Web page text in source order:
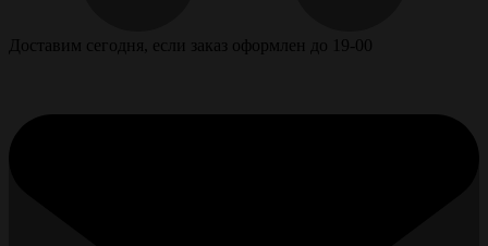
Доставим сегодня, если заказ оформлен до 19-00